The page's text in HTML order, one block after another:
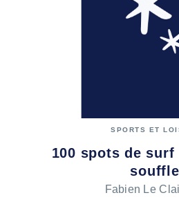
SPORTS ET
100 spots de
souffle
Fabien Le